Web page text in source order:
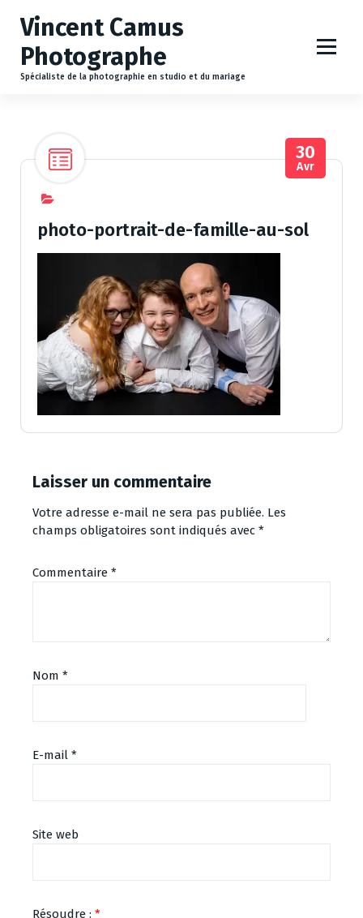
Vincent Camus
Photographe
Spécialiste de la photographie en studio et du mariage
30
Avr
photo-portrait-de-famille-au-sol
Laisser un commentaire
Votre adresse e-mail ne sera pas publiée. Les
champs obligatoires sont indiqués avec *
Commentaire *
Nom *
E-mail *
Site web
Résoudre : *